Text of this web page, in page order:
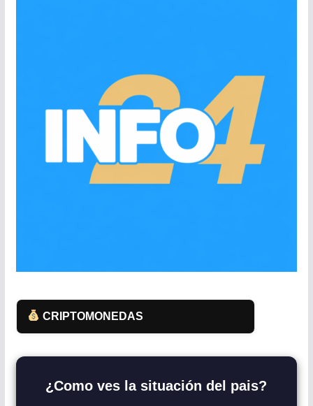
CRIPTOMONEDAS
¿Como ves la situación del pais?